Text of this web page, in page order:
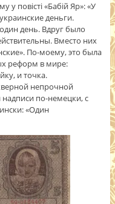
у повісті «Бабій Яр»: «У
деньги.
день. Вдруг было
Вместо них
По-моему, это была
реформ в мире:
и точка.
непрочной
по-немецки, с
«Один